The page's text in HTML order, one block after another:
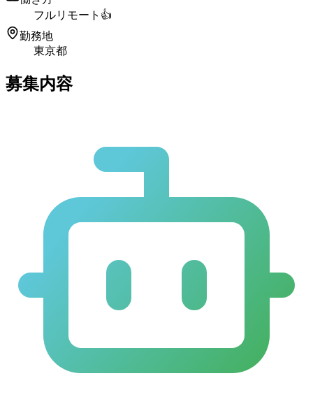
フルリモート 👍
勤務地
東京都
募集内容